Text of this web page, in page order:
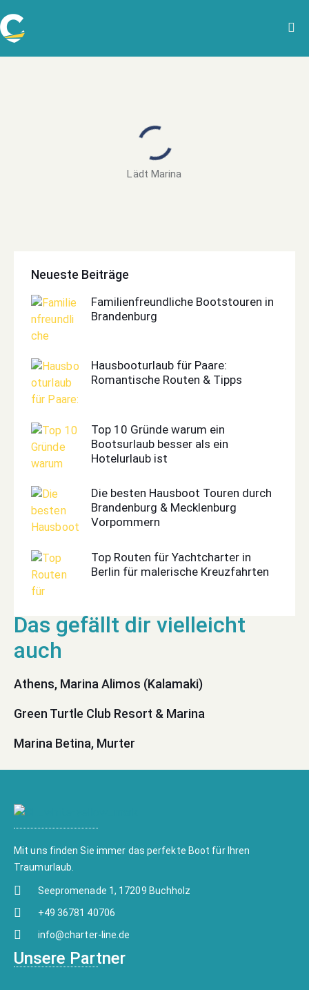
Lädt Marina
Neueste Beiträge
Familienfreundliche Bootstouren in
Brandenburg
Hausbooturlaub für Paare:
Romantische Routen & Tipps
Top 10 Gründe warum ein
Bootsurlaub besser als ein
Hotelurlaub ist
Die besten Hausboot Touren durch
Brandenburg & Mecklenburg
Vorpommern
Top Routen für Yachtcharter in
Berlin für malerische Kreuzfahrten
Athens, Marina Alimos (Kalamaki)
Green Turtle Club Resort & Marina
Marina Betina, Murter
Mit uns finden Sie immer das perfekte Boot für Ihren
Traumurlaub.
Seepromenade 1, 17209 Buchholz
+49 36781 40706
info@charter-line.de
Unsere Partner